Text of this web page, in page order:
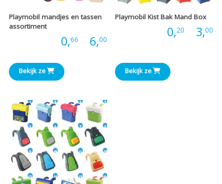
Playmobil mandjes en tassen
assortiment
0,66 6,00Prijsklasse:
€0,66
tot
€6,00
Bekijk ze
Playmobil Kist Bak Mand Box
0,20 3,00
Bekijk ze